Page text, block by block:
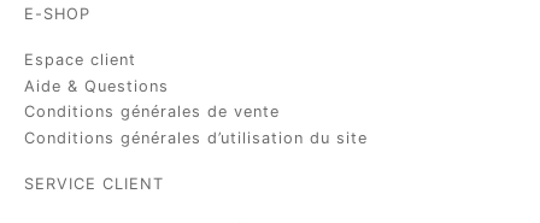
E-SHOP
Espace client
Aide & Questions
Conditions générales de vente
Conditions générales d’utilisation du site
SERVICE CLIENT